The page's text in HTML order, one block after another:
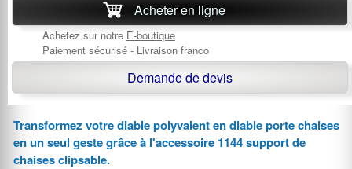
Acheter en ligne
Achetez sur notre E-boutique
Paiement sécurisé - Livraison franco
Demande de devis
Transformez votre diable polyvalent en diable porte chaises
en un seul geste grâce à l'accessoire 1144 support de
chaises clipsable.